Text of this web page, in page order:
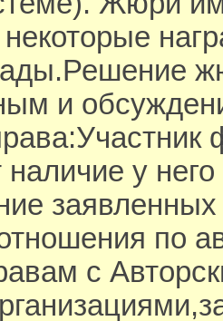
и
наличие у
по
с